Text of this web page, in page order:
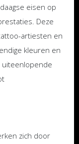
eisen op
Deze
artiesten en
kleuren en
uiteenlopende
zich door